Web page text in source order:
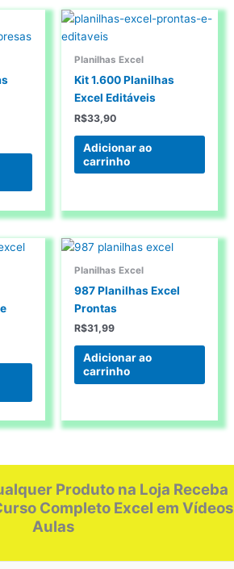
Planilhas Excel
Kit 1.600 Planilhas
Excel Editáveis
R$33,90
Adicionar ao
carrinho
Planilhas Excel
987 Planilhas Excel
Prontas
R$31,99
Adicionar ao
carrinho
Produto na Loja Receba
Completo Excel em Vídeos
Aulas